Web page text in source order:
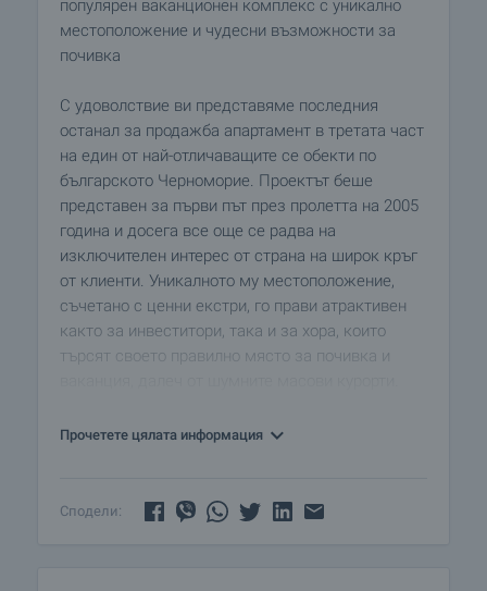
популярен ваканционен комплекс с уникално
местоположение и чудесни възможности за
почивка
С удоволствие ви представяме последния
останал за продажба апартамент в третата част
на един от най-отличаващите се обекти по
българското Черноморие. Проектът беше
представен за първи път през пролетта на 2005
година и досега все още се радва на
изключителен интерес от страна на широк кръг
от клиенти. Уникалното му местоположение,
съчетано с ценни екстри, го прави атрактивен
както за инвеститори, така и за хора, които
търсят своето правилно място за почивка и
Комплексът е разположен в края на село
вижда морето и съчетанието на двете създава
Прочетете цялата информация
Сподели: